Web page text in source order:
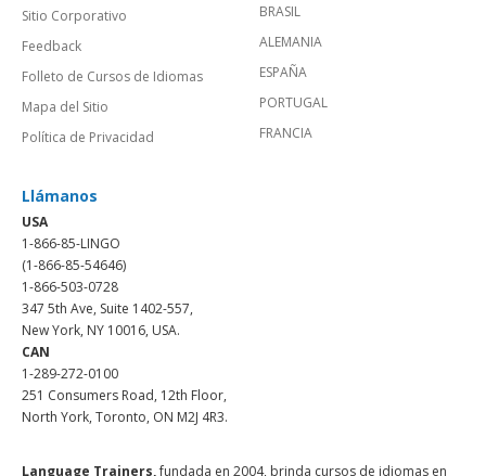
Sitio Corporativo
Feedback
Folleto de Cursos de Idiomas
Mapa del Sitio
Política de Privacidad
BRASIL
ALEMANIA
ESPAÑA
PORTUGAL
FRANCIA
Llámanos
USA
1-866-85-LINGO
(1-866-85-54646)
1-866-503-0728
347 5th Ave, Suite 1402-557,
New York, NY 10016, USA.
CAN
1-289-272-0100
251 Consumers Road, 12th Floor,
North York, Toronto, ON M2J 4R3.
Language Trainers,fundada en 2004, brinda cursos de idiomas en